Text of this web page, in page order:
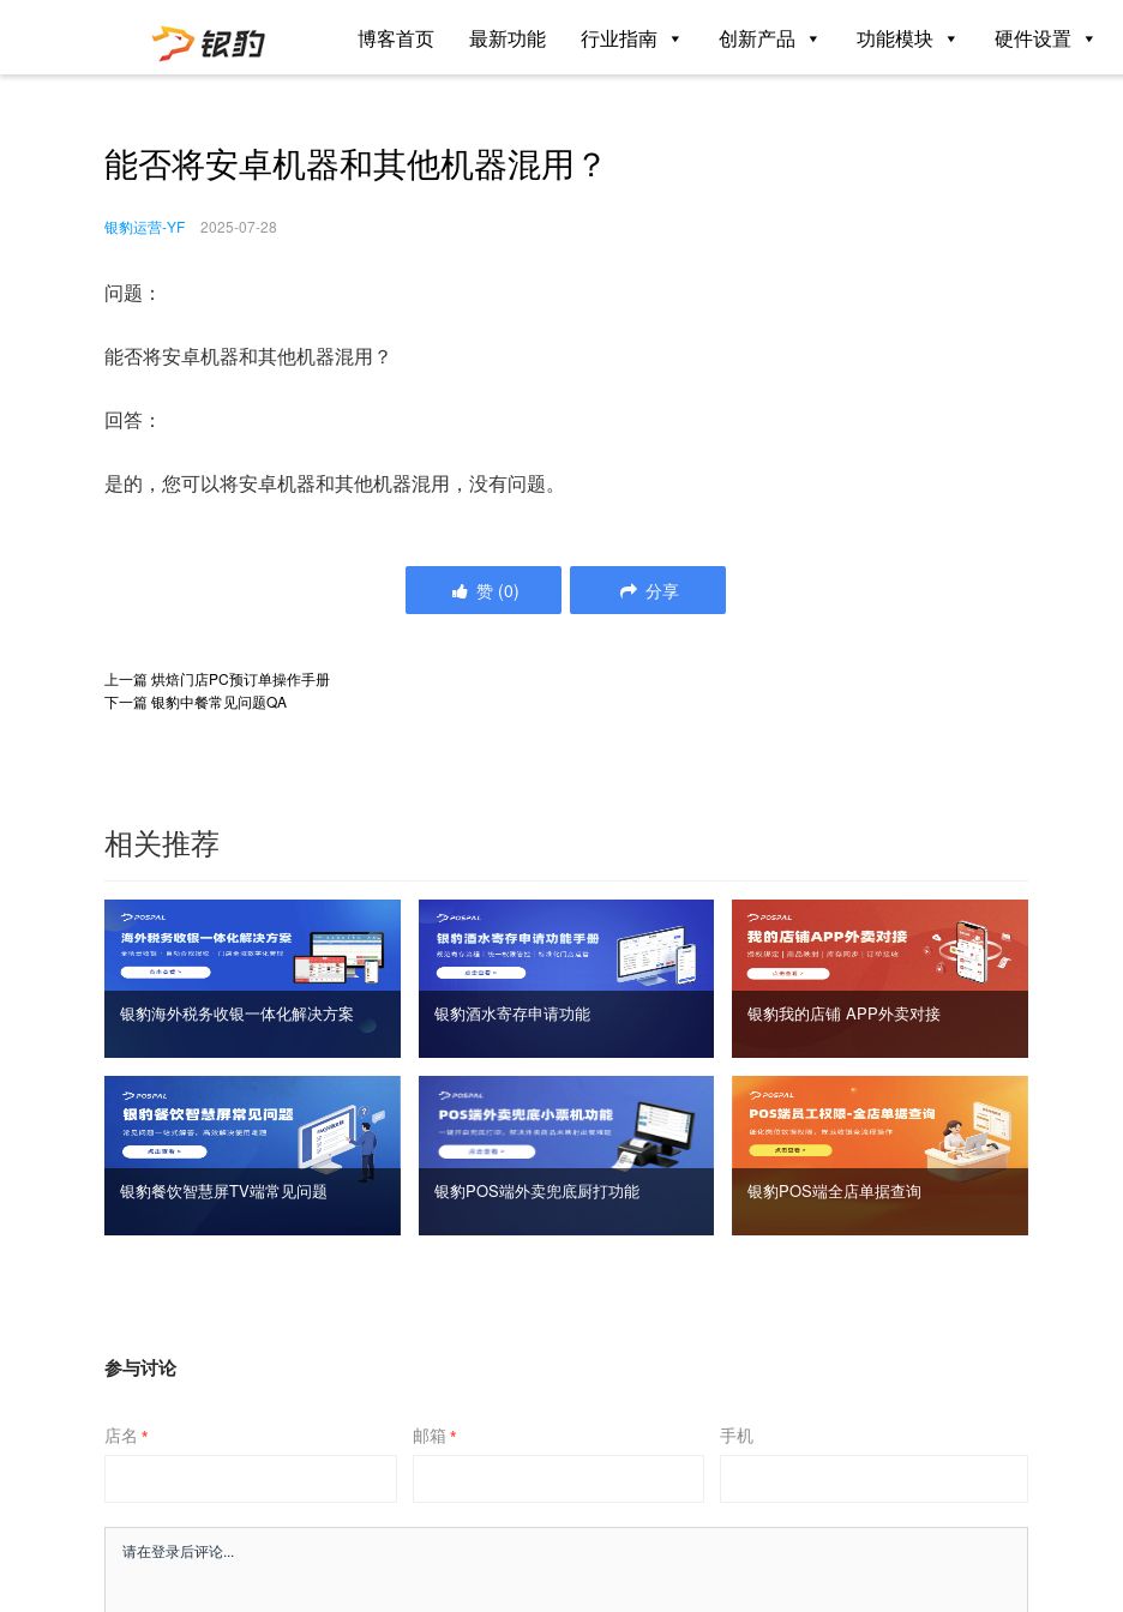
博客首页 最新功能 行业指南 创新产品 功能模块 硬件设置
能否将安卓机器和其他机器混用？
银豹运营-YF 2025-07-28
问题：
能否将安卓机器和其他机器混用？
回答：
是的，您可以将安卓机器和其他机器混用，没有问题。
赞 (0) 分享
上一篇烘焙门店PC预订单操作手册
下一篇银豹中餐常见问题QA
相关推荐
银豹海外税务收银一体化解决方案 银豹酒水寄存申请功能 银豹我的店铺 APP外卖对接
银豹餐饮智慧屏TV端常见问题 银豹POS端外卖兜底厨打功能 银豹POS端全店单据查询
参与讨论
店名 * 邮箱 * 手机